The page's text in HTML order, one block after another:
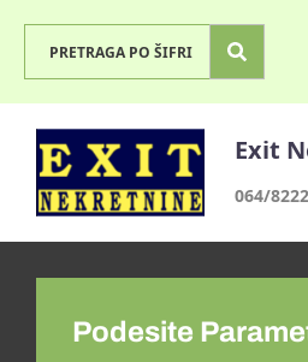
Exit
064/
Podesite